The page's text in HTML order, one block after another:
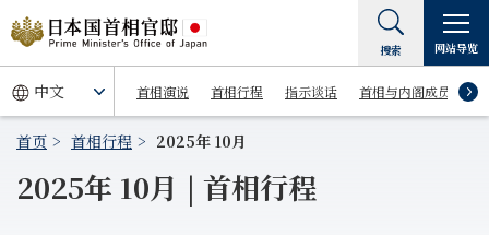
首相演说 首相行程 指示谈话 首相与内阁成员
搜索 网站导览
首页 首相行程 2025年 10月
2025年 10月 | 首相行程